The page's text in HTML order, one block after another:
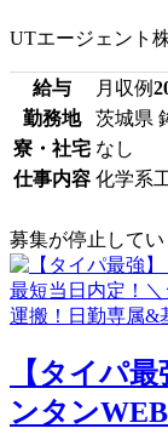
UTエージェント
給与 月収例
勤務地
茨城県
寮・社宅 なし
仕事内容 化学系
募集が停止してい
【タイパ
ンタン